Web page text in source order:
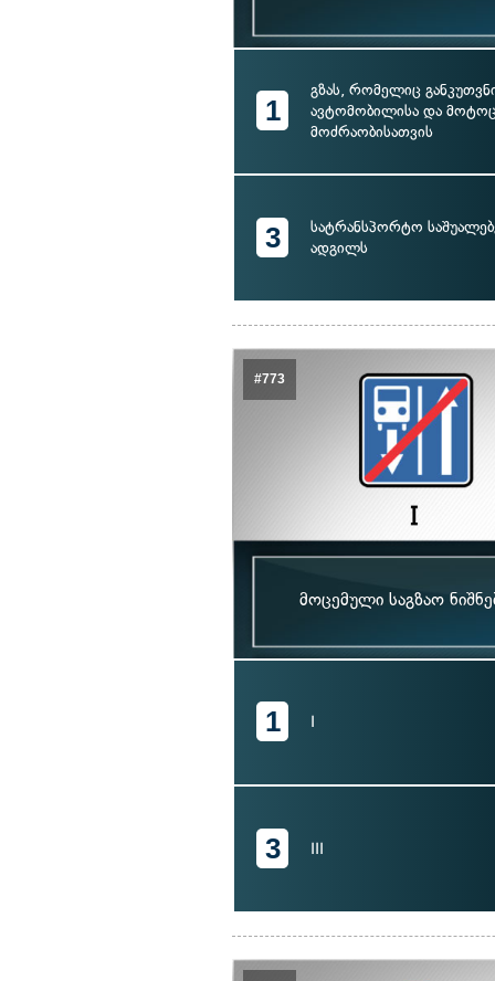
1
გზას, რომელიც
ავტომობილისა და
მოძრაობისათვის
3
სატრანსპორტო
ადგილს
#773
მოცემული საგზაო
1 I
3 III